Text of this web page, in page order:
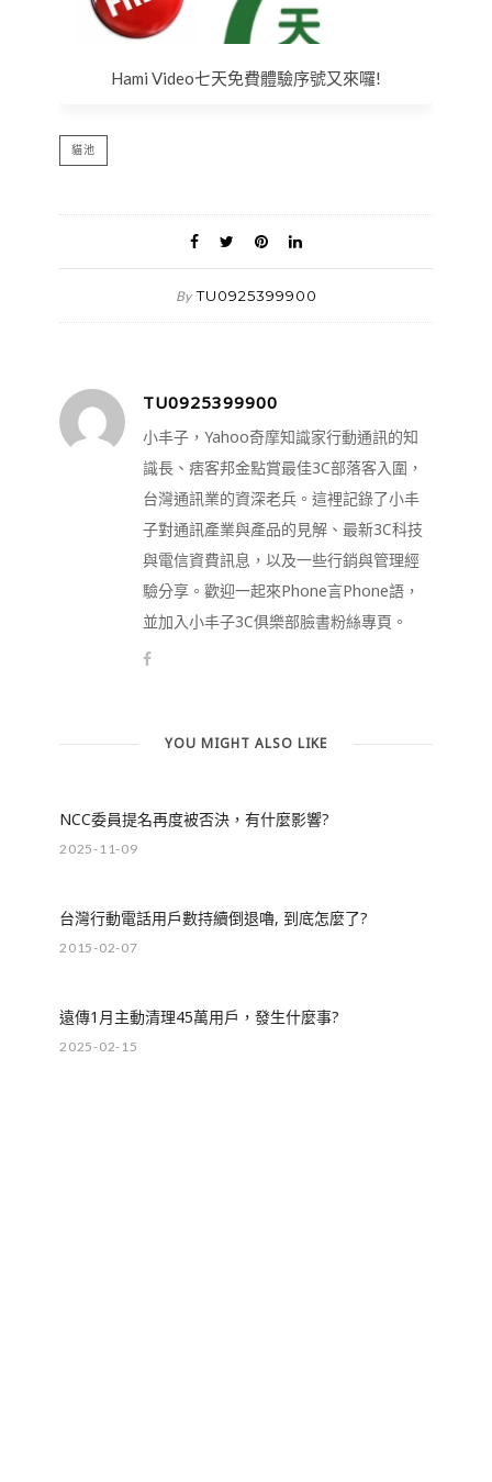
Hami Video七天免費體驗序號又來囉!
貓池
By TU0925399900
TU0925399900
小丰子，Yahoo奇摩知識家行動通訊的知
識長、痞客邦金點賞最佳3C部落客入圍，
台灣通訊業的資深老兵。這裡記錄了小丰
子對通訊產業與產品的見解、最新3C科技
與電信資費訊息，以及一些行銷與管理經
驗分享。歡迎一起來Phone言Phone語，
並加入小丰子3C俱樂部臉書粉絲專頁。
YOU MIGHT ALSO LIKE
NCC委員提名再度被否決，有什麼影響?
2025-11-09
台灣行動電話用戶數持續倒退嚕, 到底怎麼了?
2015-02-07
遠傳1月主動清理45萬用戶，發生什麼事?
2025-02-15